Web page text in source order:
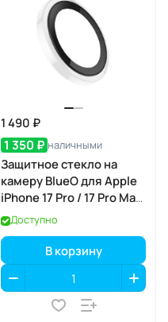
1 490 ₽
1 350 ₽ наличными
Защитное стекло на
камеру BlueO для Apple
iPhone 17 Pro / 17 Pro Max,
Acrylic Frame, 3 шт., Clear
(прозрачный), с
аппликатором
Доступно
В корзину